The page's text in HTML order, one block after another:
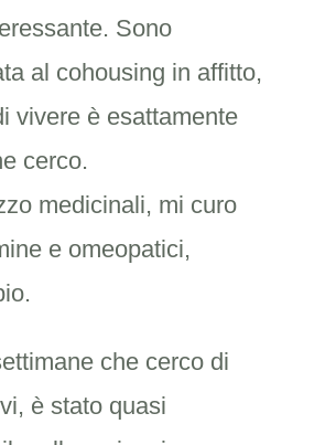
Sono
al cohousing in affitto,
vivere è esattamente
cerco.
medicinali, mi curo
e omeopatici,
che cerco di
è stato quasi